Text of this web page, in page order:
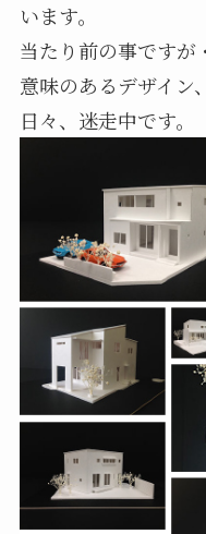
います。
当たり前の事ですが
意味のあるデザイン
日々、迷走中です。